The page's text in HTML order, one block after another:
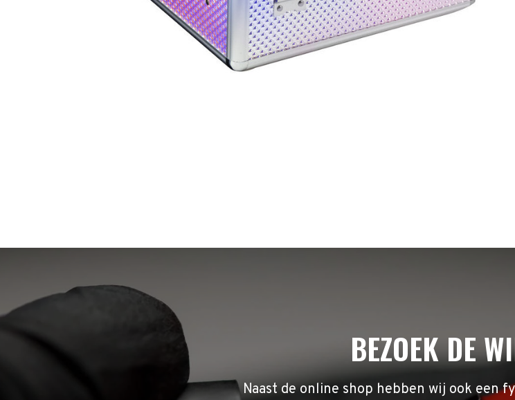
BEZOEK DE
Naast de online shop hebben wij ook een